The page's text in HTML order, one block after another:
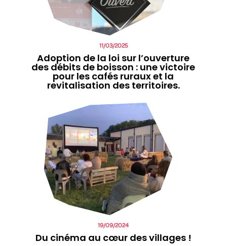
Adoption de la loi sur l’ouverture
des débits de boisson : une victoire
pour les cafés ruraux et la
revitalisation des territoires.
11/03/2025
Du cinéma au cœur des villages !
19/09/2024